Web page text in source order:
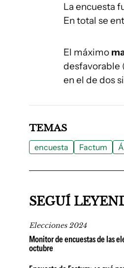
La encuesta
En total se
El máximo
desfavorable
en el de dos
TEMAS
encuesta Factum
SEGUÍ
Elecciones 2024
Monitor de encuestas de las
octubre